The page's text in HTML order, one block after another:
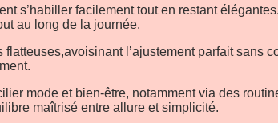
s’habiller facilement tout en restant
au long de la journée.
l’ajustement parfait sans
mode et bien-être, notamment via des
maîtrisé entre allure et simplicité.